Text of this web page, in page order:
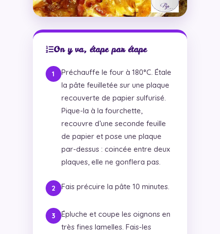
On y va, étape par étape
Préchauffe le four à 180°C. Étale
la pâte feuilletée sur une plaque
recouverte de papier sulfurisé.
Pique-la à la fourchette,
recouvre d’une seconde feuille
de papier et pose une plaque
par-dessus : coincée entre deux
plaques, elle ne gonflera pas.
Fais précuire la pâte 10 minutes.
Épluche et coupe les oignons en
très fines lamelles. Fais-les